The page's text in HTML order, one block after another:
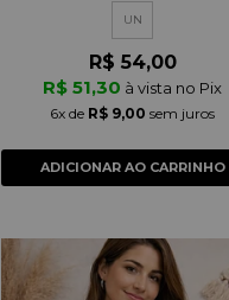
UN
R$ 54,00
R$ 51,30 à vista no Pix
6x de R$ 9,00 sem juros
ADICIONAR AO CARRINHO